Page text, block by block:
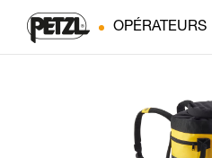
OPÉRATEURS